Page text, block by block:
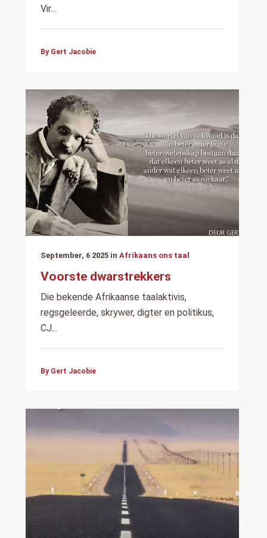
Vir...
By Gert Jacobie
September, 6 2025 in Afrikaans ons taal
Voorste dwarstrekkers
Die bekende Afrikaanse taalaktivis,
regsgeleerde, skrywer, digter en politikus,
CJ...
By Gert Jacobie